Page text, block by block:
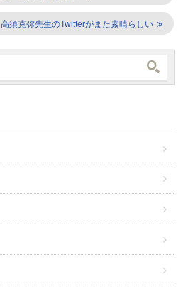
高須克弥先生のTwitterがまた素晴らしい